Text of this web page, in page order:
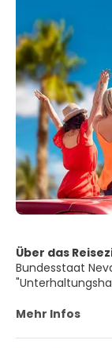
Über das
Bundesstaat
umgeben. Las
Unterhaltung.
Mehr Infos